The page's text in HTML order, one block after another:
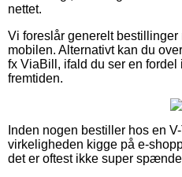
nettet.
Vi foreslår generelt
mobilen. Alternativt kan du
fx ViaBill, ifald du ser en
fremtiden.
Inden nogen bestiller hos en
virkeligheden kigge på e-
det er oftest ikke super